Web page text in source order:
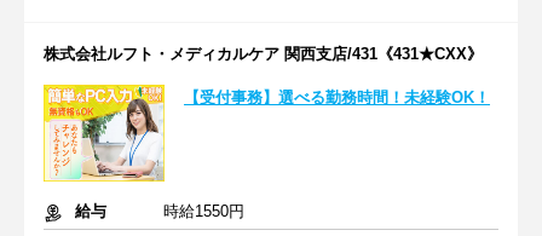
株式会社ルフト・メディカルケア 関西支店/431《431★CXX》
【受付事務】選べる勤務時間！未経験OK！
給与
時給1550円